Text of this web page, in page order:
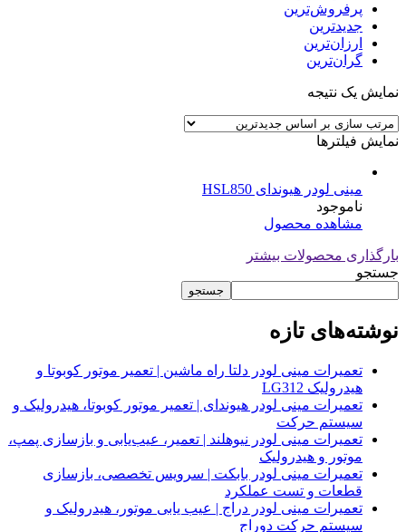
پرفروش‌ترین
جدیدترین
ارزان‌ترین
گران‌ترین
نمایش یک نتیجه
نمایش فیلترها
مینی لودر هیوندای HSL850
ناموجود
مشاهده محصول
بارگذاری محصولات بیشتر
جستجو
جستجو
نوشته‌های تازه
تعمیرات مینی لودر دلتا راه ماشین | تعمیر موتور کوبوتا و
هیدرولیک LG312
تعمیرات مینی لودر هیوندای | تعمیر موتور کوبوتا، هیدرولیک و
سیستم حرکت
تعمیرات مینی لودر نیوهلند | تعمیر، عیب‌یابی و بازسازی پمپ،
موتور و هیدرولیک
تعمیرات مینی لودر بابکت | سرویس تخصصی، بازسازی
قطعات و تست عملکرد
تعمیرات مینی لودر دراج | عیب یابی موتور، هیدرولیک و
سیستم حرکت دوراج